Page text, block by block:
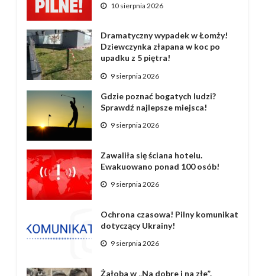
10 sierpnia 2026
Dramatyczny wypadek w Łomży!
Dziewczynka złapana w koc po
upadku z 5 piętra!
9 sierpnia 2026
Gdzie poznać bogatych ludzi?
Sprawdź najlepsze miejsca!
9 sierpnia 2026
Zawaliła się ściana hotelu.
Ewakuowano ponad 100 osób!
9 sierpnia 2026
Ochrona czasowa! Pilny komunikat
dotyczący Ukrainy!
9 sierpnia 2026
Żałoba w „Na dobre i na złe”.